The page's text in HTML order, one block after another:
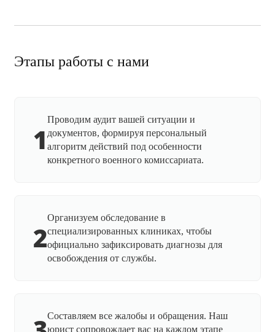
Этапы работы с нами
1
Проводим аудит вашей ситуации и
документов, формируя персональный
алгоритм действий под особенности
конкретного военного комиссариата.
2
Организуем обследование в
специализированных клиниках, чтобы
официально зафиксировать диагнозы для
освобождения от службы.
Составляем все жалобы и обращения. Наш
юрист сопровождает вас на каждом этапе